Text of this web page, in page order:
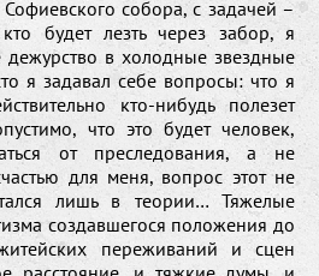
собора, с задачей –
будет лезть через забор, я
дежурство в холодные звездные
я задавал себе вопросы: что я
кто-нибудь полезет
что это будет человек,
от преследования, а не
для меня, вопрос этот не
лишь в теории… Тяжелые
создавшегося положения до
переживаний и сцен